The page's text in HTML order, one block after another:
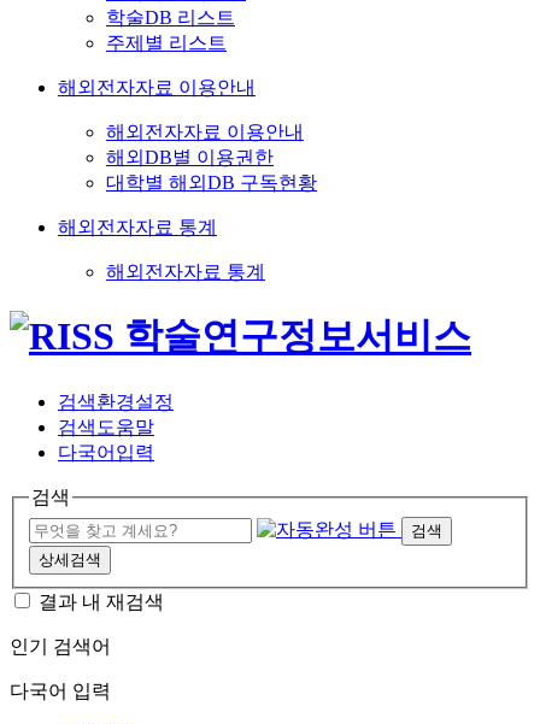
학술DB 리스트
주제별 리스트
해외전자자료 이용안내
해외전자자료 이용안내
해외DB별 이용권한
대학별 해외DB 구독현황
해외전자자료 통계
해외전자자료 통계
검색환경설정
검색도움말
다국어입력
검색
검색
상세검색
결과 내 재검색
인기 검색어
다국어 입력